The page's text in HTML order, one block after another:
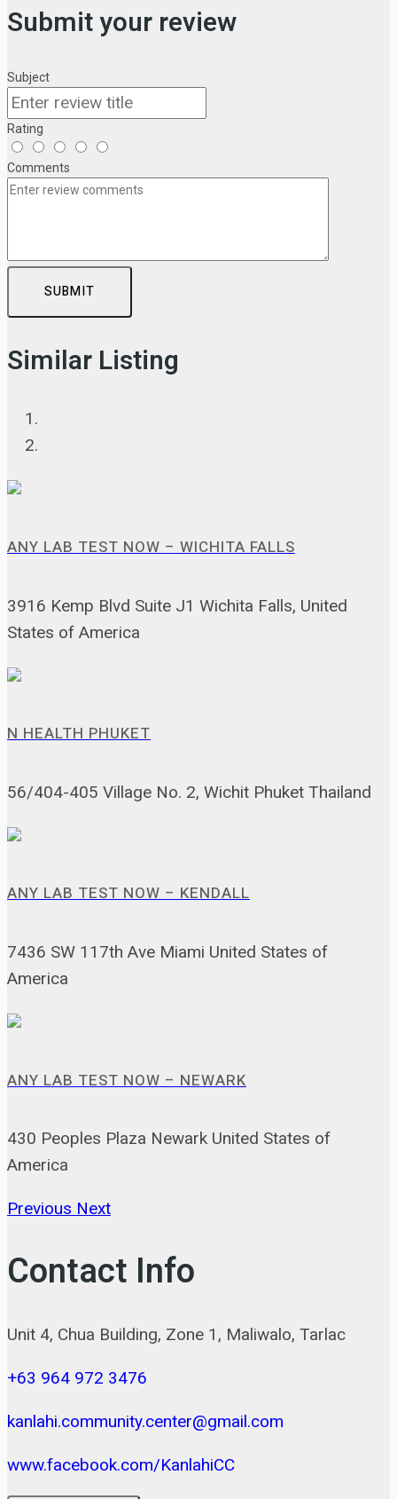
Submit your review
Subject
Rating
Comments
SUBMIT
Similar Listing
ANY LAB TEST NOW – WICHITA FALLS
3916 Kemp Blvd Suite J1 Wichita Falls, United
States of America
N HEALTH PHUKET
56/404-405 Village No. 2, Wichit Phuket Thailand
ANY LAB TEST NOW – KENDALL
7436 SW 117th Ave Miami United States of
America
ANY LAB TEST NOW – NEWARK
430 Peoples Plaza Newark United States of
America
Previous Next
Contact Info
Unit 4, Chua Building, Zone 1, Maliwalo, Tarlac
+63 964 972 3476
kanlahi.community.center@gmail.com
www.facebook.com/KanlahiCC